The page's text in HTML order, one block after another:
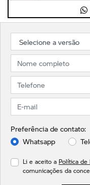
Preferência de contato:
Whatsapp
Li e aceito a Política de
comunicações da